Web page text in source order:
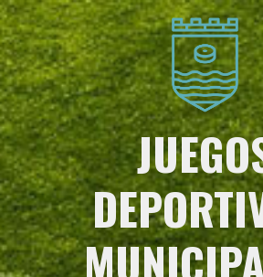
Saltar
al
contenido